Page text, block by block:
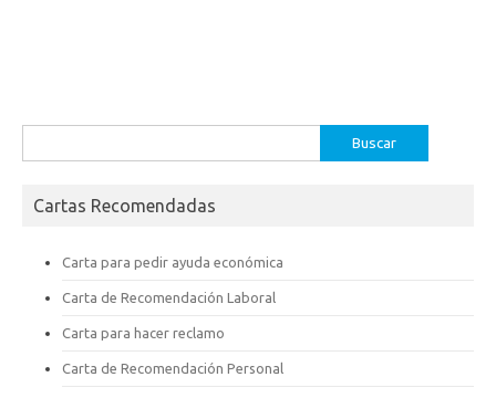
Cartas Recomendadas
Carta para pedir ayuda económica
Carta de Recomendación Laboral
Carta para hacer reclamo
Carta de Recomendación Personal